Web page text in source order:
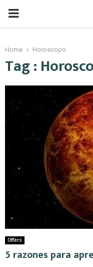
PRIMARY
Home Horoscopo
Tag :
Offers
5 razones para